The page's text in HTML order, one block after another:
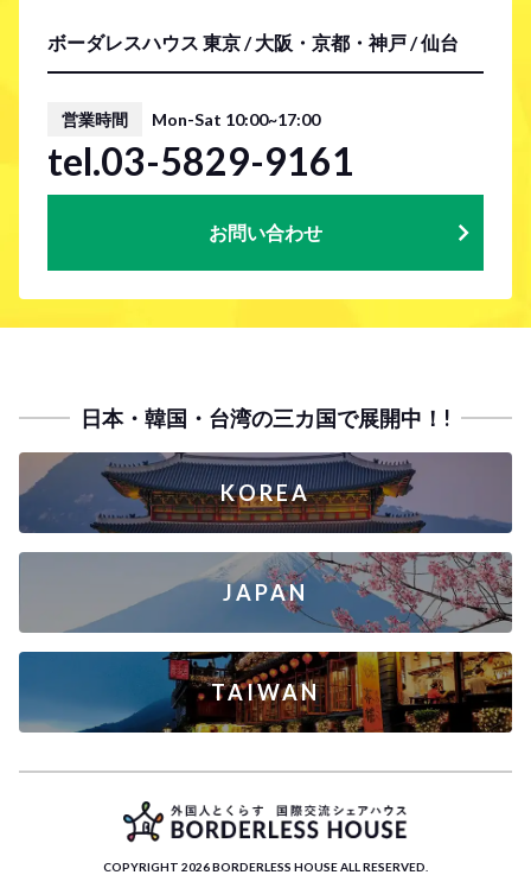
ボーダレスハウス 東京 / 大阪・京都・神戸 / 仙台
営業時間 Mon-Sat 10:00~17:00
tel.03-5829-9161
お問い合わせ
日本・韓国・台湾の三カ国で展開中！!
KOREA
JAPAN
TAIWAN
COPYRIGHT 2026 BORDERLESS HOUSE ALL RESERVED.